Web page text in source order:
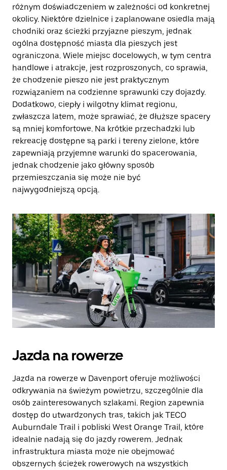
różnym doświadczeniem w zależności od konkretnej
okolicy. Niektóre dzielnice i zaplanowane osiedla mają
chodniki oraz ścieżki przyjazne pieszym, jednak
ogólna dostępność miasta dla pieszych jest
ograniczona. Wiele miejsc docelowych, w tym centra
handlowe i atrakcje, jest rozproszonych, co sprawia,
że chodzenie pieszo nie jest praktycznym
rozwiązaniem na codzienne sprawunki czy dojazdy.
Dodatkowo, ciepły i wilgotny klimat regionu,
zwłaszcza latem, może sprawiać, że dłuższe spacery
są mniej komfortowe. Na krótkie przechadzki lub
rekreację dostępne są parki i tereny zielone, które
zapewniają przyjemne warunki do spacerowania,
jednak chodzenie jako główny sposób
przemieszczania się może nie być
najwygodniejszą opcją.
Jazda na rowerze
Jazda na rowerze w Davenport oferuje możliwości
odkrywania na świeżym powietrzu, szczególnie dla
osób zainteresowanych szlakami. Region zapewnia
dostęp do utwardzonych tras, takich jak TECO
Auburndale Trail i pobliski West Orange Trail, które
idealnie nadają się do jazdy rowerem. Jednak
infrastruktura miasta może nie obejmować
obszernych ścieżek rowerowych na wszystkich